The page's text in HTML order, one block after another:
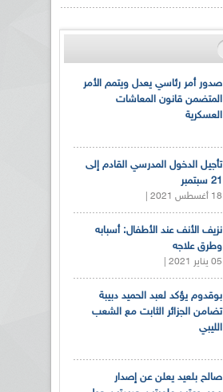
صدور أمر رئاسي يعدل ويتمم الأمر
المتضمن قانون المعاشات
العسكرية
تأجيل الدخول المدرسي القادم إلى
21 سبتمبر
18 أغسطس 2021 |
نزيف الأنف عند الأطفال: أسبابه
وطرق علاجه
05 يناير 2021 |
بوقدوم يؤكد لعبد الحميد دبيبة
تضامن الجزائر الثابت مع الشعب
الليبي
صالح بلعيد يعلن عن إصدار